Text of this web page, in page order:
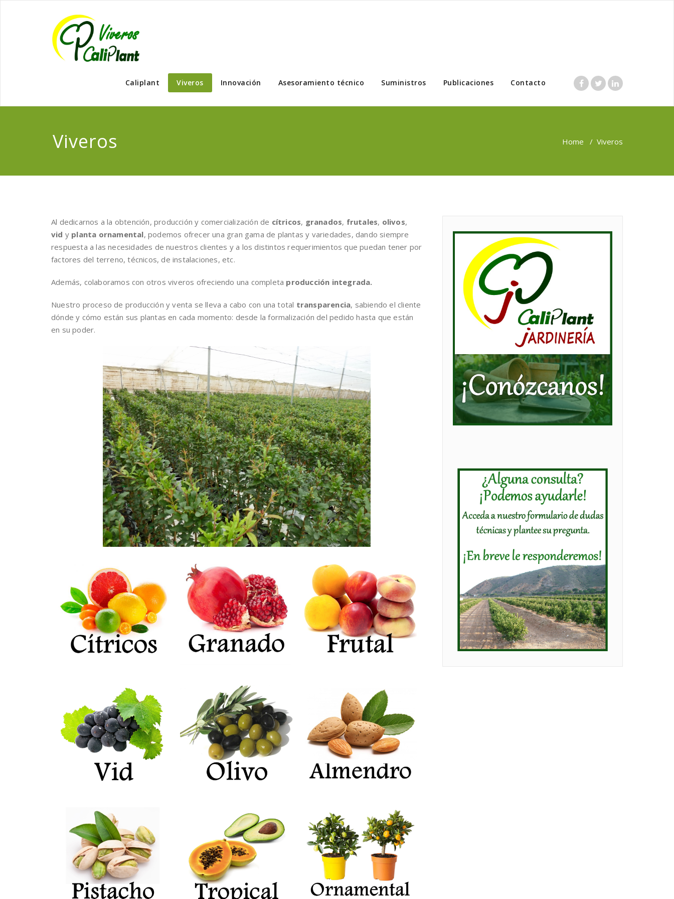
Caliplant Viveros Innovación Asesoramiento técnico Suministros Publicaciones Contacto
Viveros Home / Viveros
Al dedicarnos a la obtención, producción y comercialización de cítricos, granados, frutales, olivos,
vid y planta ornamental, podemos ofrecer una gran gama de plantas y variedades, dando siempre
respuesta a las necesidades de nuestros clientes y a los distintos requerimientos que puedan tener por
factores del terreno, técnicos, de instalaciones, etc.
Además, colaboramos con otros viveros ofreciendo una completa producción integrada.
Nuestro proceso de producción y venta se lleva a cabo con una total transparencia, sabiendo el cliente
dónde y cómo están sus plantas en cada momento: desde la formalización del pedido hasta que están
en su poder.